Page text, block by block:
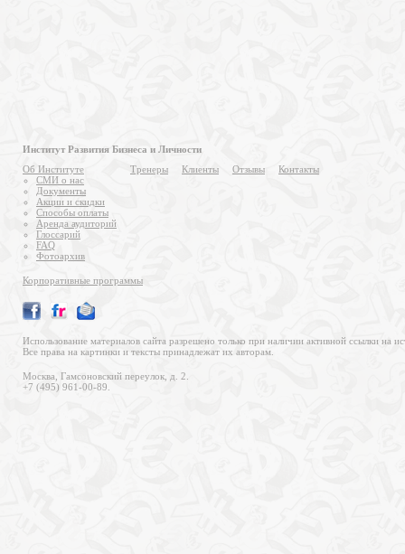
Институт Развития Бизнеса и Личности
Об Институте
СМИ о нас
Документы
Акции и скидки
Способы оплаты
Аренда аудиторий
Глоссарий
FAQ
Фотоархив
Тренеры Клиенты Отзывы Контакты
Корпоративные программы
Использование материалов сайта разрешено только при наличии активной ссылки на
Все права на картинки и тексты принадлежат их авторам.
Москва, Гамсоновский переулок, д. 2.
+7 (495) 961-00-89.